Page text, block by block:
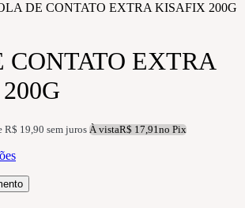
DE CONTATO EXTRA KISAFIX 200G
CONTATO EXTRA
R$ 19,90 sem juros À vistaR$ 17,91no Pix